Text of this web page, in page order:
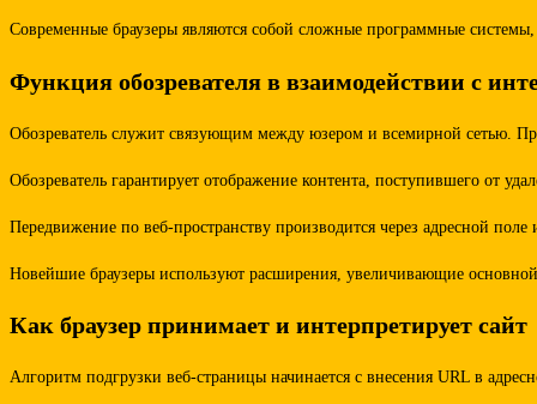
Современные браузеры являются собой сложные программные
Функция обозревателя в взаимодействии с
Обозреватель служит связующим между юзером и всемирной сетью.
Обозреватель гарантирует отображение контента, поступившего от
Передвижение по веб-пространству производится через адресной
Новейшие браузеры используют расширения, увеличивающие
Как браузер принимает и интерпретирует сайт
Алгоритм подгрузки веб-страницы начинается с внесения URL в